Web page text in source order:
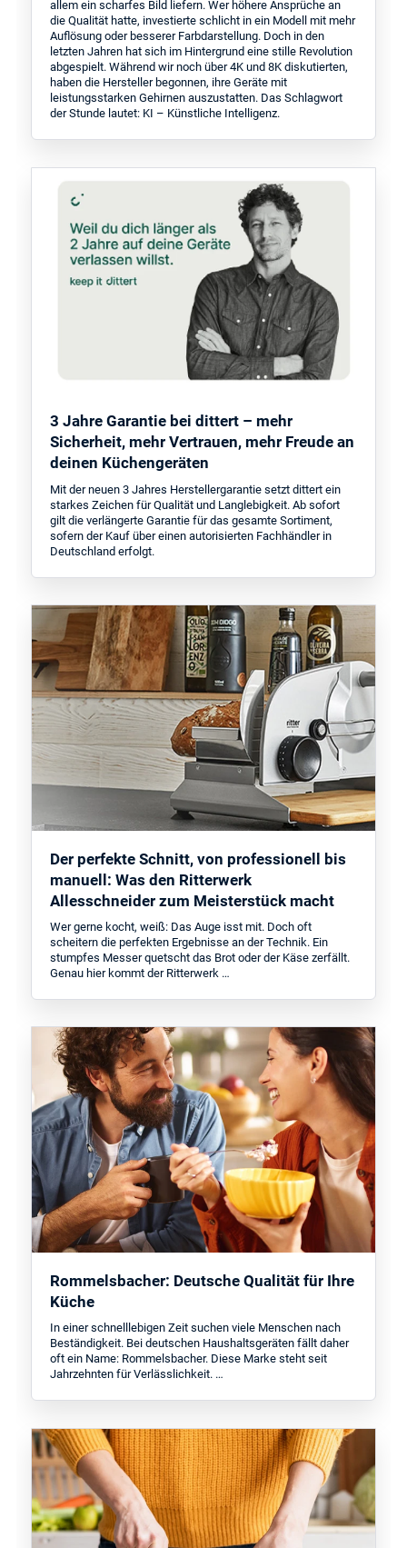
allem ein scharfes Bild liefern. Wer höhere Ansprüche an
die Qualität hatte, investierte schlicht in ein Modell mit mehr
Auflösung oder besserer Farbdarstellung. Doch in den
letzten Jahren hat sich im Hintergrund eine stille Revolution
abgespielt. Während wir noch über 4K und 8K diskutierten,
haben die Hersteller begonnen, ihre Geräte mit
leistungsstarken Gehirnen auszustatten. Das Schlagwort
der Stunde lautet: KI – Künstliche Intelligenz.
3 Jahre Garantie bei dittert – mehr
Sicherheit, mehr Vertrauen, mehr Freude an
deinen Küchengeräten
Mit der neuen 3 Jahres Herstellergarantie setzt dittert ein
starkes Zeichen für Qualität und Langlebigkeit. Ab sofort
gilt die verlängerte Garantie für das gesamte Sortiment,
sofern der Kauf über einen autorisierten Fachhändler in
Deutschland erfolgt.
Der perfekte Schnitt, von professionell bis
manuell: Was den Ritterwerk
Allesschneider zum Meisterstück macht
Wer gerne kocht, weiß: Das Auge isst mit. Doch oft
scheitern die perfekten Ergebnisse an der Technik. Ein
stumpfes Messer quetscht das Brot oder der Käse zerfällt.
Genau hier kommt der Ritterwerk …
Rommelsbacher: Deutsche Qualität für Ihre
Küche
In einer schnelllebigen Zeit suchen viele Menschen nach
Beständigkeit. Bei deutschen Haushaltsgeräten fällt daher
oft ein Name: Rommelsbacher. Diese Marke steht seit
Jahrzehnten für Verlässlichkeit. …